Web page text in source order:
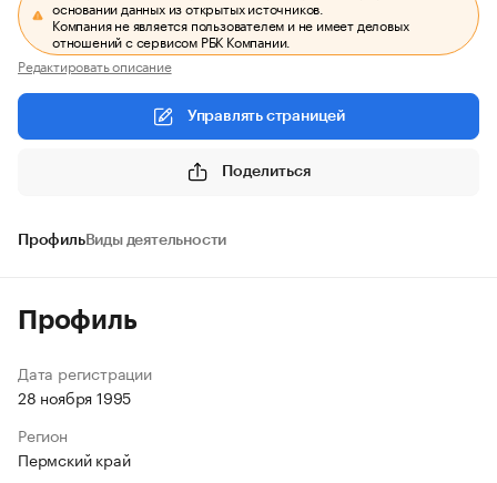
основании данных из открытых источников.
Компания не является пользователем и не имеет деловых
отношений с сервисом РБК Компании.
Редактировать описание
Управлять страницей
Поделиться
ПрофильВиды деятельности
Профиль
Дата регистрации
28 ноября 1995
Регион
Пермский край